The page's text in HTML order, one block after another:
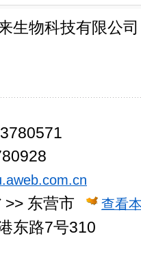
生物科技有限公司
>> 东营市 查看
东路7号310